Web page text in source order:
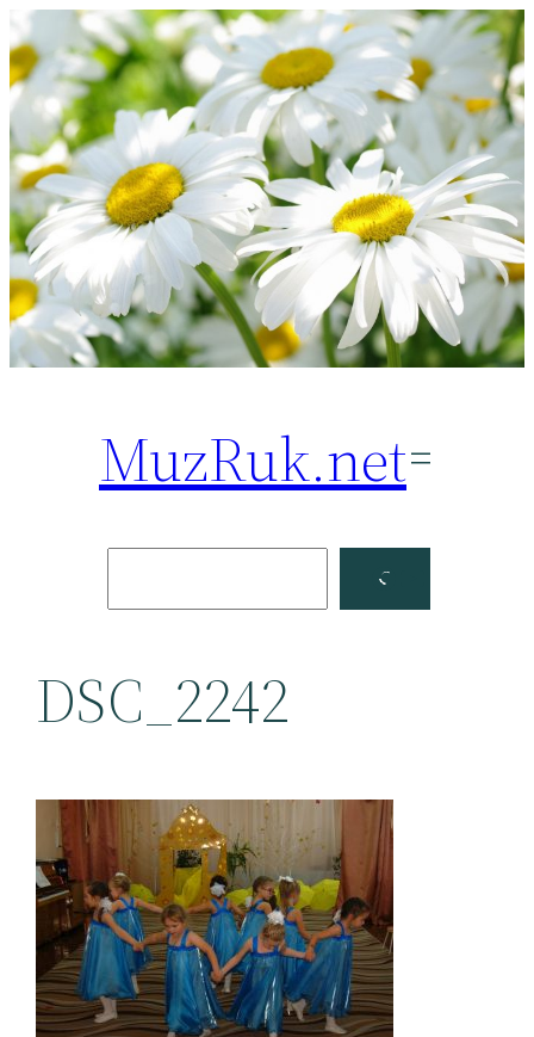
Перейти
к
содержимому
MuzRuk.net
Facebook
DSC_2242